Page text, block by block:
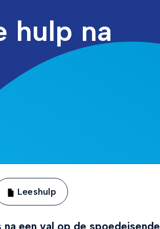
hulp na
Leeshulp
een val op de spoedeisende